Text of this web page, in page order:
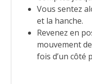
Vous sentez
et la hanche.
Revenez en
mouvement
fois d’un côté